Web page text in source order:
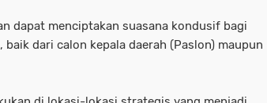
dapat menciptakan suasana kondusif bagi
dari calon kepala daerah (Paslon) maupun